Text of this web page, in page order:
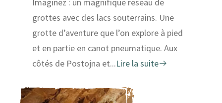
Imaginez : un magnifique réseau de
grottes avec des lacs souterrains. Une
grotte d’aventure que l’on explore à pied
et en partie en canot pneumatique. Aux
côtés de Postojna et...Lire la suite